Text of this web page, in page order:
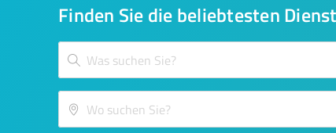
Finden Sie die beliebtesten